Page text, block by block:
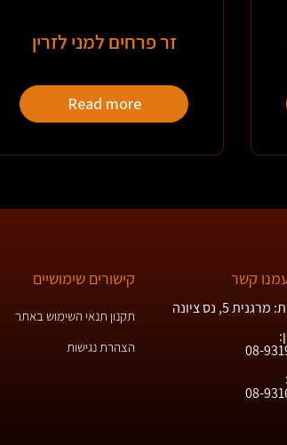
זר פרחים למני לזרין
Read more
קשר
5, נס ציונה
08-
08-
קישורים שימושיים
תקנון תנאי השימוש באתר
הצהרת נגישות